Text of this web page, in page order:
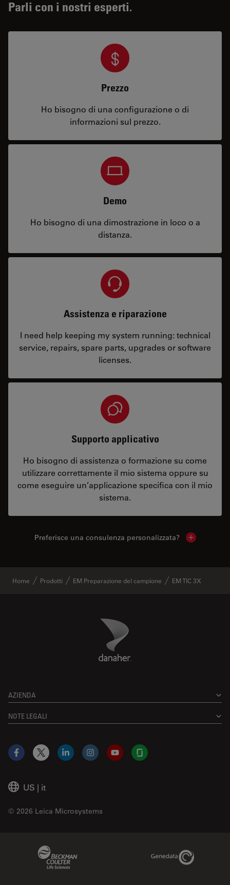
Parli con i nostri esperti.
Prezzo
Ho bisogno di una configurazione o di
informazioni sul prezzo.
Demo
Ho bisogno di una dimostrazione in loco o a
distanza.
Assistenza e riparazione
I need help keeping my system running: technical
service, repairs, spare parts, upgrades or software
licenses.
Supporto applicativo
Ho bisogno di assistenza o formazione su come
utilizzare correttamente il mio sistema oppure su
come eseguire un’applicazione specifica con il mio
sistema.
Preferisce una consulenza personalizzata? Show local
Home Prodotti EM Preparazione del campione EM TIC 3X
Danaher Logo
AZIENDA
NOTE LEGALI
US | it
© 2026 Leica Microsystems
Facebook
X LinkedInInstagramYouTubeGlassdoor
Genedata Link